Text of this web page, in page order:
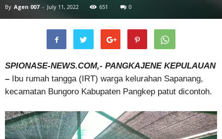
By Agen 007 - July 11, 2022 651 0
SPIONASE-NEWS.COM,- PANGKAJENE KEPULAUAN
– Ibu rumah tangga (IRT) warga kelurahan Sapanang,
kecamatan Bungoro Kabupaten Pangkep patut dicontoh.